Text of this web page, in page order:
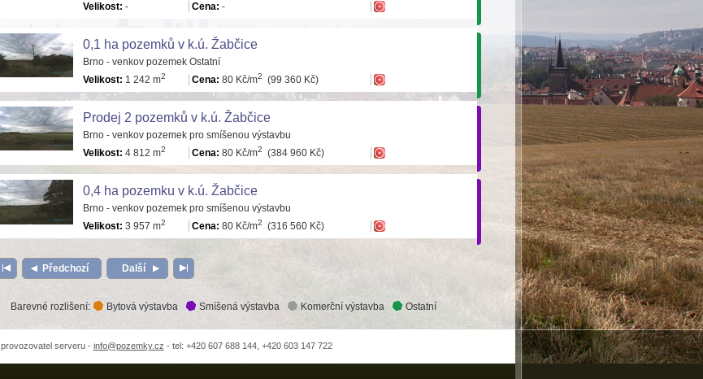
Velikost: - Cena: -
0,1 ha pozemků v k.ú. Žabčice
Brno - venkov pozemek Ostatní
Velikost: 1 242 m2 Cena: 80 Kč/m2 (99 360 Kč)
Prodej 2 pozemků v k.ú. Žabčice
Brno - venkov pozemek pro smíšenou výstavbu
Velikost: 4 812 m2 Cena: 80 Kč/m2 (384 960 Kč)
0,4 ha pozemku v k.ú. Žabčice
Brno - venkov pozemek pro smíšenou výstavbu
Velikost: 3 957 m2 Cena: 80 Kč/m2 (316 560 Kč)
Předchozí Další
Barevné rozlišení: Bytová výstavba Smíšená výstavba Komerční výstavba Ostatní
provozovatel serveru - info@pozemky.cz - tel: +420 607 688 144, +420 603 147 722